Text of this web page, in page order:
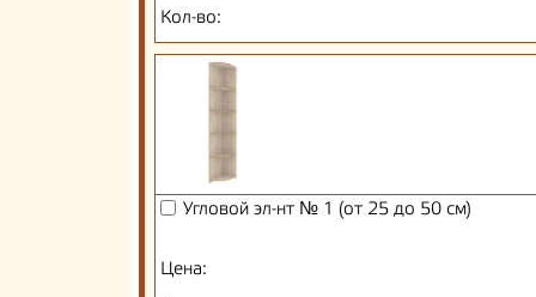
Кол-во:
Угловой эл-нт № 1 (от 25 до 50 см)
Цена: